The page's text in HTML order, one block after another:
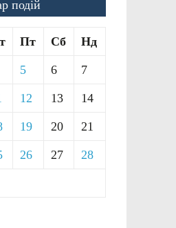
подій
Пт Сб Нд
5 6 7
12 13 14
19 20 21
26 27 28